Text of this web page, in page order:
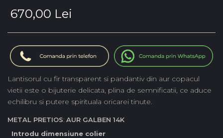
670,00 Lei
Lantisorul cu fir transparent si pandantiv din aur copacul
vietii este o bijuterie delicata, plina de semnificatii, ce aduce
echilibru si putere spirituala oricarei tinute.
METAL PRETIOS: AUR GALBEN 14K
Introdu dimensiune colier